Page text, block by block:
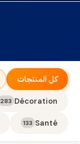
كل المنتجات
Décoration
283
Santé
133